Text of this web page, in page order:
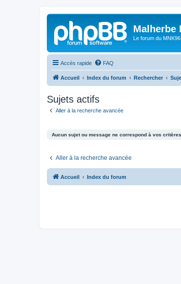
Malherbe
Le forum du
Accès rapide FAQ
Accueil Index du forum Rechercher
Sujets actifs
Aller à la recherche avancée
Aucun sujet ou message ne correspond à vos
Aller à la recherche avancée
Accueil Index du forum